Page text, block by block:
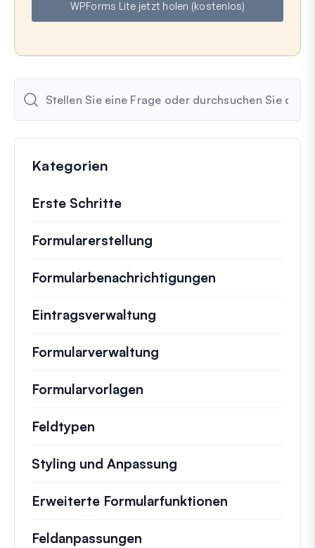
i
l
WPForms Lite jetzt holen (kostenlos)
Kategorien
Erste Schritte
Formularerstellung
Formularbenachrichtigungen
Eintragsverwaltung
Formularverwaltung
Formularvorlagen
Feldtypen
Styling und Anpassung
Erweiterte Formularfunktionen
Feldanpassungen